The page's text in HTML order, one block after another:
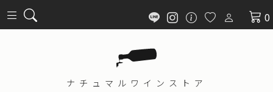
0
ナチュマル ワインストア